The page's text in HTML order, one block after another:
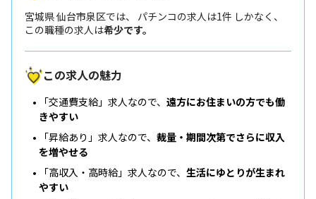
宮城県 仙台市泉区では、 パチンコの求人は1件 しかなく、
この職種の求人は希少です。
この求人の魅力
「交通費支給」求人なので、 遠方にお住まいの方でも働
きやすい
「昇給あり」求人なので、 裁量・期間次第でさらに収入
を増やせる
「高収入・高時給」求人なので、 生活にゆとりが生まれ
やすい